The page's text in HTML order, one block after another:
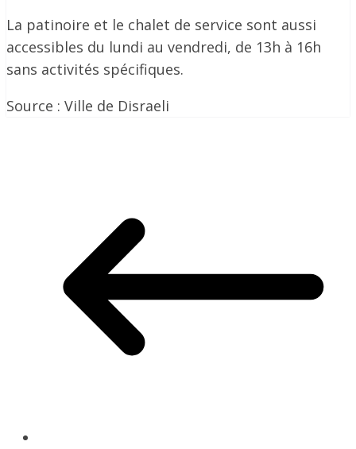
La patinoire et le chalet de service sont aussi
accessibles du lundi au vendredi, de 13h à 16h
sans activités spécifiques.
Source : Ville de Disraeli